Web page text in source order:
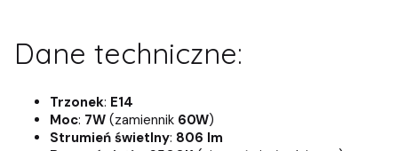
Dane techniczne:
Trzonek: E14
Moc: 7W (zamiennik 60W)
Strumień świetlny: 806 lm